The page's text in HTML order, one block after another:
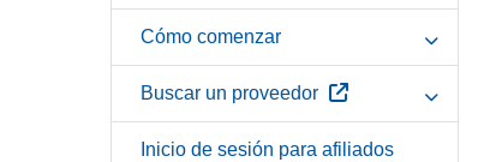
Cómo comenzar
Buscar un proveedor Sitio Externo
Inicio de sesión para afiliados